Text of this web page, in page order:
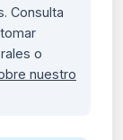
Consulta
o
nuestro